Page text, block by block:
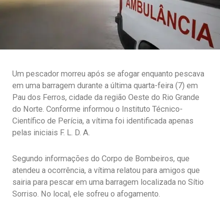
Um pescador morreu após se afogar enquanto pescava
em uma barragem durante a última quarta-feira (7) em
Pau dos Ferros, cidade da região Oeste do Rio Grande
do Norte. Conforme informou o Instituto Técnico-
Científico de Perícia, a vítima foi identificada apenas
pelas iniciais F. L. D. A.
Segundo informações do Corpo de Bombeiros, que
atendeu a ocorrência, a vítima relatou para amigos que
sairia para pescar em uma barragem localizada no Sítio
Sorriso. No local, ele sofreu o afogamento.